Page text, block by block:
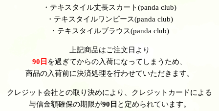
・テキスタイル丈長スカート(panda club)
・テキスタイルワンピース(panda club)
・テキスタイルブラウス(panda club)
上記商品はご注文日より
90日 を過ぎてからの入荷になってしまうため、
商品の入荷前に決済処理を行わせていただきます。
クレジット会社との取り決めにより、クレジットカードによる
与信金額確保の期限が90日 と定められています。